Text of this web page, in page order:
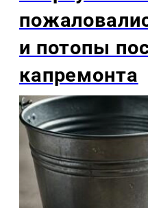
и потопы
капремонта